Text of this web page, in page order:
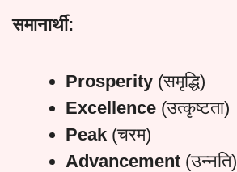
समानार्थी:
Prosperity (समृद्धि)
Excellence (उत्कृष्टता)
Peak (चरम)
Advancement (उन्नति)